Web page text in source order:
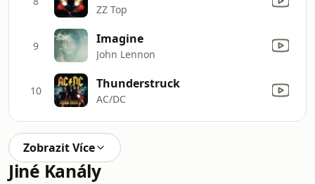
ZZ Top
9 Imagine
John Lennon
10 Thunderstruck
AC/DC
Zobrazit Více
Jiné Kanály